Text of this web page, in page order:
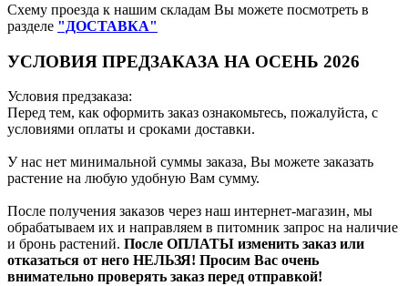
Схему проезда к нашим складам Вы можете посмотреть в
разделе "ДОСТАВКА"
УСЛОВИЯ ПРЕДЗАКАЗА НА ОСЕНЬ 2026
Условия предзаказа:
Перед тем, как оформить заказ ознакомьтесь, пожалуйста, с
условиями оплаты и сроками доставки.
У нас нет минимальной суммы заказа, Вы можете заказать
растение на любую удобную Вам сумму.
После получения заказов через наш интернет-магазин, мы
обрабатываем их и направляем в питомник запрос на наличие
и бронь растений. После ОПЛАТЫ изменить заказ или
отказаться от него НЕЛЬЗЯ! Просим Вас очень
внимательно проверять заказ перед отправкой!